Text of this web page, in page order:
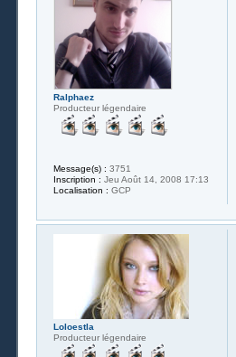
Ralphaez
Producteur légendaire
Message(s) : 3751
Inscription : Jeu Août 14, 2008 17:13
Localisation : GCP
Loloestla
Producteur légendaire